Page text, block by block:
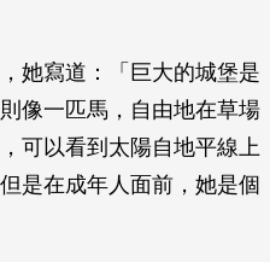
她寫道：「巨大的城堡是
像一匹馬，自由地在草場
可以看到太陽自地平線上
是在成年人面前，她是個